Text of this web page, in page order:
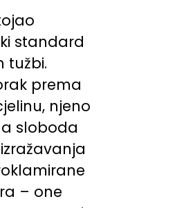
standard
tužbi.
prema
njeno
sloboda
– one